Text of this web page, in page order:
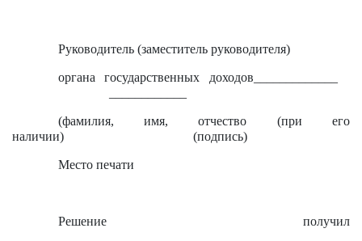
Руководитель (заместитель руководителя)
органа государственных доходов_____________
(фамилия, имя, отчество (при его
наличии) (подпись)
Место печати
Решение получил